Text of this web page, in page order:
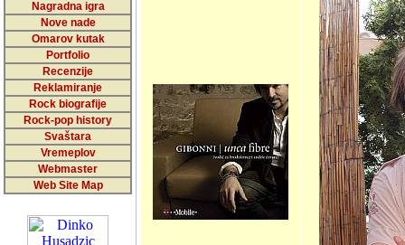
Nagradna igra
Nove nade
Omarov kutak
Portfolio
Recenzije
Reklamiranje
Rock biografije
Rock-pop history
Svaštara
Vremeplov
Webmaster
Web Site Map